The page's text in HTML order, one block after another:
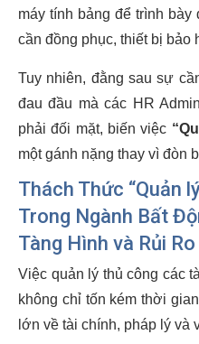
máy tính bảng để trình
cần đồng phục, thiết bị bảo
Tuy nhiên, đằng sau sự
đau đầu mà các HR
phải đối mặt, biến việc
một gánh nặng thay vì đòn
Thách Thức “Quản
Trong Ngành Bất
Tàng Hình và Rủi
Việc quản lý thủ công các
không chỉ tốn kém thời
lớn về tài chính, pháp lý và